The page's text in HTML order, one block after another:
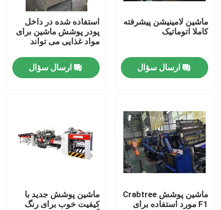
درباره ما
کنترل کیفیت
درخواست نقل قول
دستگاه ساخت قوطی قلع اتوماتیک
دستگاه ساخت قوطی نوشیدنی
دستگاه ساخت قوطی آئروسل
ماشین لامینیشن پیشرفته
کاملا اتوماتیک
ارسال سؤال
استفاده شده در داخل
پودر پوشش ماشین برای
مواد غذایی می تواند
ارسال سؤال
ماشین پوشش Crabtree
F1 مورد استفاده برای
ماشین پوشش جدید با
کیفیت خوب برای رنگ